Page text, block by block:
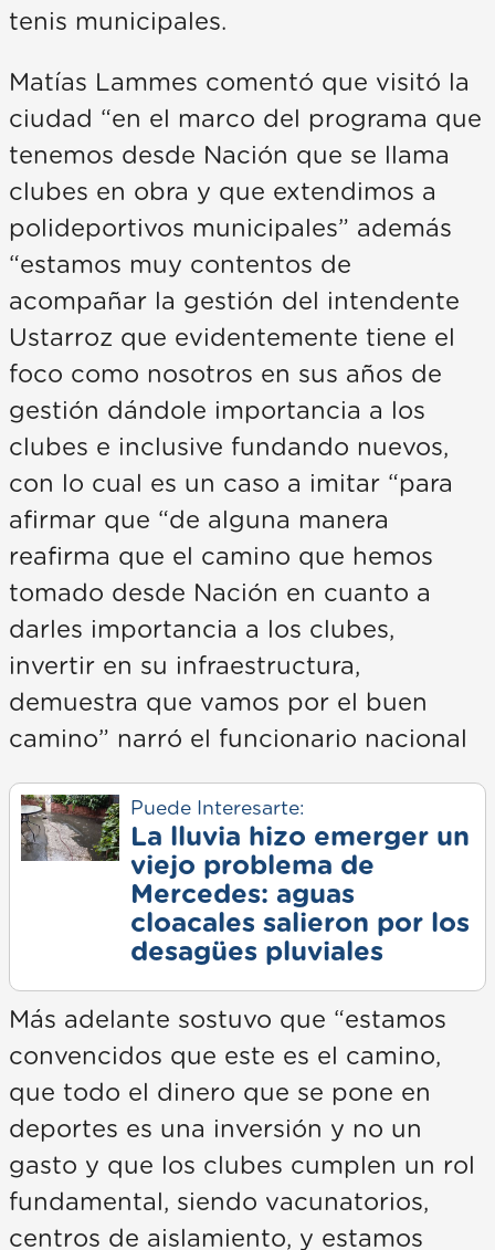
tenis municipales.
Matías Lammes comentó que visitó la
ciudad “en el marco del programa que
tenemos desde Nación que se llama
clubes en obra y que extendimos a
polideportivos municipales” además
“estamos muy contentos de
acompañar la gestión del intendente
Ustarroz que evidentemente tiene el
foco como nosotros en sus años de
gestión dándole importancia a los
clubes e inclusive fundando nuevos,
con lo cual es un caso a imitar “para
afirmar que “de alguna manera
reafirma que el camino que hemos
tomado desde Nación en cuanto a
darles importancia a los clubes,
invertir en su infraestructura,
demuestra que vamos por el buen
camino” narró el funcionario nacional
Puede Interesarte:
La lluvia hizo emerger un
viejo problema de
Mercedes: aguas
cloacales salieron por los
desagües pluviales
Más adelante sostuvo que “estamos
convencidos que este es el camino,
que todo el dinero que se pone en
deportes es una inversión y no un
gasto y que los clubes cumplen un rol
fundamental, siendo vacunatorios,
centros de aislamiento, y estamos